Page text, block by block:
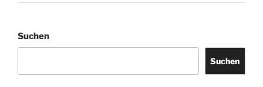
Suchen
Suchen